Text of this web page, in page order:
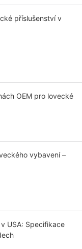
příslušenství v
OEM pro lovecké
vybavení –
USA: Specifikace